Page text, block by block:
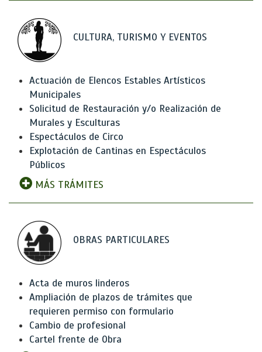
CULTURA, TURISMO Y EVENTOS
Actuación de Elencos Estables Artísticos
Municipales
Solicitud de Restauración y/o Realización de
Murales y Esculturas
Espectáculos de Circo
Explotación de Cantinas en Espectáculos
Públicos
MÁS TRÁMITES
OBRAS PARTICULARES
Acta de muros linderos
Ampliación de plazos de trámites que
requieren permiso con formulario
Cambio de profesional
Cartel frente de Obra